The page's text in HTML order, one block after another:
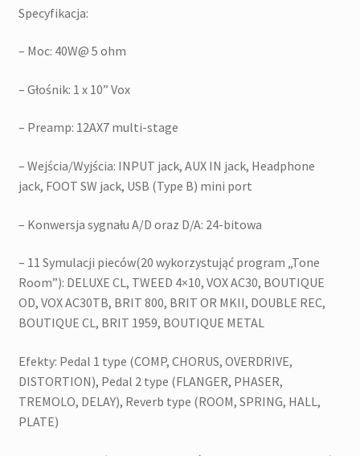
Specyfikacja:
– Moc: 40W@ 5 ohm
– Głośnik: 1 x 10” Vox
– Preamp: 12AX7 multi-stage
– Wejścia/Wyjścia: INPUT jack, AUX IN jack, Headphone
jack, FOOT SW jack, USB (Type B) mini port
– Konwersja sygnału A/D oraz D/A: 24-bitowa
– 11 Symulacji pieców(20 wykorzystująć program „Tone
Room”): DELUXE CL, TWEED 4×10, VOX AC30, BOUTIQUE
OD, VOX AC30TB, BRIT 800, BRIT OR MKII, DOUBLE REC,
BOUTIQUE CL, BRIT 1959, BOUTIQUE METAL
Efekty: Pedal 1 type (COMP, CHORUS, OVERDRIVE,
DISTORTION), Pedal 2 type (FLANGER, PHASER,
TREMOLO, DELAY), Reverb type (ROOM, SPRING, HALL,
PLATE)